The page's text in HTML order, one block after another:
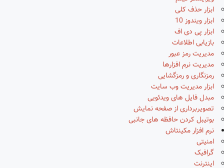
ابزار حذف کلی
ابزار ویندوز 10
ابزار پی دی اف
بازیابی اطلاعات
مدیریت رمز عبور
مدیریت نرم افزارها
رمزنگاری و رمزگشایی
ابزار مدیریت وب سایت
مبدل فایل های ویدئویی
تصویربرداری از صفحه نمایش
بوتیبل کردن حافظه های جانبی
نرم افزار مکینتاش
امنیتی
گرافیک
اینترنت